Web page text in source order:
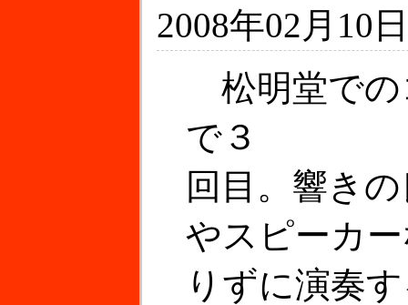
2008年02月10
松明堂での
で３
回目。響き
やスピーカ
りずに演奏